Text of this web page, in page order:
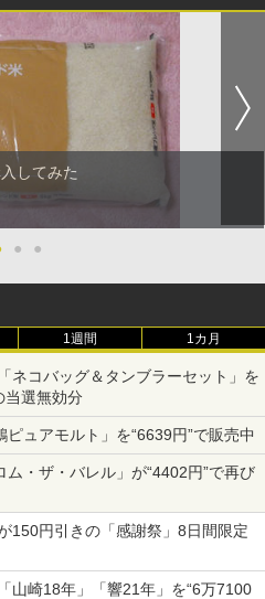
してみた
● ●
1週間 1カ月
ネコバッグ＆タンブラーセット」を
当選無効分
ュアモルト」を“6639円”で販売中
・ザ・バレル」が“4402円”で再び
150円引きの「感謝祭」8日間限定
山崎18年」「響21年」を“6万7100